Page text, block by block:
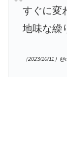
すぐに変
地味な繰
（2023/10/11）